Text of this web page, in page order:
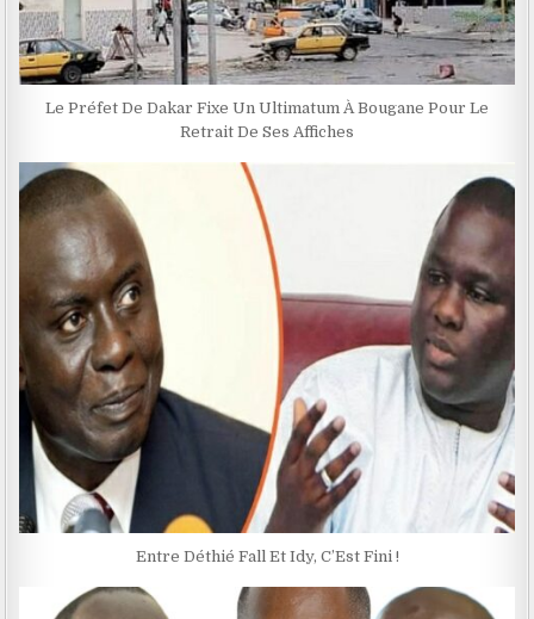
Le Préfet De Dakar Fixe Un Ultimatum À Bougane Pour Le
Retrait De Ses Affiches
Entre Déthié Fall Et Idy, C’Est Fini !